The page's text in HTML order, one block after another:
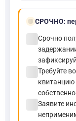
boltСРОЧНО:
Срочно
Требуйте
квитанцию
Заявите